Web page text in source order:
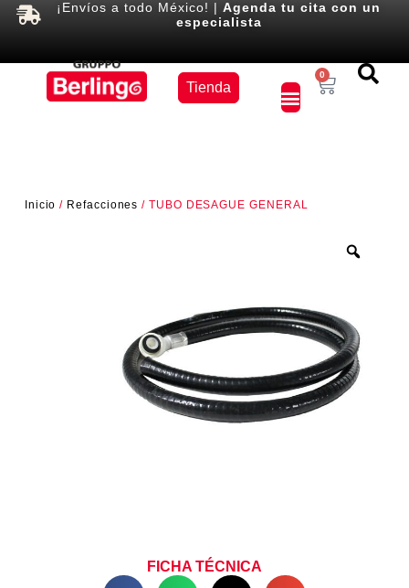
¡Envíos a todo México! |Agenda tu cita con un
especialista
Tienda
0
Inicio / Refacciones / TUBO DESAGUE GENERAL
FICHA TÉCNICA